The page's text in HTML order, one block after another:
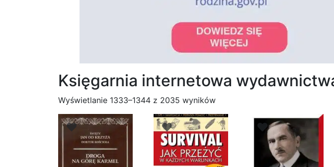
Księgarnia internetowa
Wyświetlanie 1333–1344 z 2035 wynikówPosortowane
według
najnowszych